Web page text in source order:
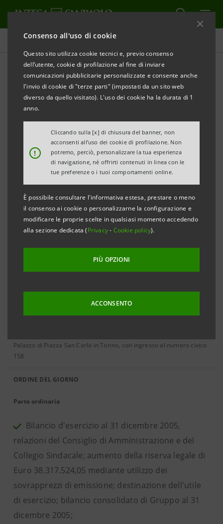
Consenso all'uso di cookie
Questo sito utilizza cookie tecnici e, previo consenso
dell’utente, cookie di profilazione al fine di inviare
comunicazioni pubblicitarie personalizzate e consente anche
l'invio di cookie di "terze parti" (impostati da un sito web
diverso da quello visitato). L'uso dei cookie ha la durata di 1
anno.
!
Cliccando sulla [x] di chiusura del banner, non
acconsenti all’uso dei cookie di profilazione. Non
potremo, perciò, personalizzare la tua esperienza
di navigazione, né offrirti contenuti in linea con le
tue preferenze o i tuoi comportamenti online.
È possibile consultare l'informativa estesa, prestare o meno
il consenso ai cookie o personalizzarne la configurazione e
modificare le proprie scelte in qualsiasi momento accedendo
alla sezione dedicata (Privacy- Cookie policy).
PIÙ OPZIONI
ACCONSENTO
Governance
Storico Sanpaolo IMI:
Assemblea degli Azionisti
AGGIORNA
Regolamento Assembleare (pdf, 45 Kb)
Filtra per
Aprile 2006
28 APRILE 2006
Palazzo di Piazza San Carlo in Torino, con ingresso al numero civico
158
ORDINE DEL GIORNO
Parte ordinaria
Bilancio d'esercizio al 31 dicembre 2005,
relazioni del Consiglio di Amministrazione e del
Collegio Sindacale; aumento della riserva legale di
Euro 38.317.524,05 mediante utilizzo dei
sovrapprezzi di emissione; destinazione dell'utile
di esercizio; bilancio consolidato di Gruppo al 31
dicembre 2005;